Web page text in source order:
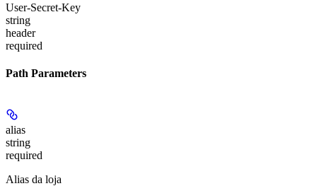
User-Secret-Key
string
header
required
Path Parameters
alias
string
required
Alias da loja